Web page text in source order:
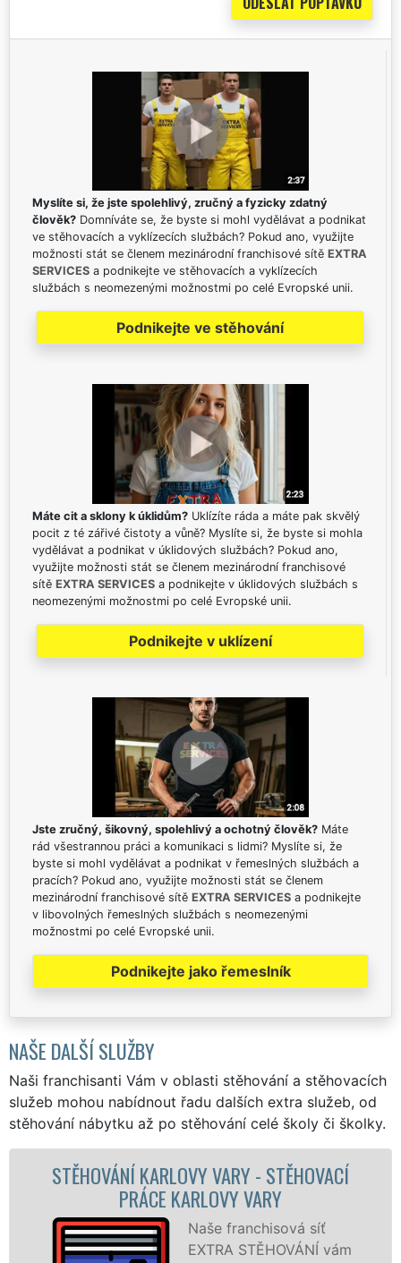
Myslíte si, že jste spolehlivý, zručný a fyzicky zdatný
člověk? Domníváte se, že byste si mohl vydělávat a podnikat
ve stěhovacích a vyklízecích službách? Pokud ano, využijte
možnosti stát se členem mezinárodní franchisové sítě EXTRA
SERVICES a podnikejte ve stěhovacích a vyklízecích
službách s neomezenými možnostmi po celé Evropské unii.
Podnikejte ve stěhování
Máte cit a sklony k úklidům? Uklízíte ráda a máte pak skvělý
pocit z té zářivé čistoty a vůně? Myslíte si, že byste si mohla
vydělávat a podnikat v úklidových službách? Pokud ano,
využijte možnosti stát se členem mezinárodní franchisové
sítě EXTRA SERVICES a podnikejte v úklidových službách s
neomezenými možnostmi po celé Evropské unii.
Podnikejte v uklízení
Jste zručný, šikovný, spolehlivý a ochotný člověk? Máte
rád všestrannou práci a komunikaci s lidmi? Myslíte si, že
byste si mohl vydělávat a podnikat v řemeslných službách a
pracích? Pokud ano, využijte možnosti stát se členem
mezinárodní franchisové sítě EXTRA SERVICES a podnikejte
v libovolných řemeslných službách s neomezenými
možnostmi po celé Evropské unii.
Podnikejte jako řemeslník
NAŠE DALŠÍ SLUŽBY
Naši franchisanti Vám v oblasti stěhování a stěhovacích
služeb mohou nabídnout řadu dalších extra služeb, od
stěhování nábytku až po stěhování celé školy či školky.
- STĚHOVACÍ
síť
vám
STĚHOVACÍ SLUŽBA
STĚHOVACÍ FIRMA